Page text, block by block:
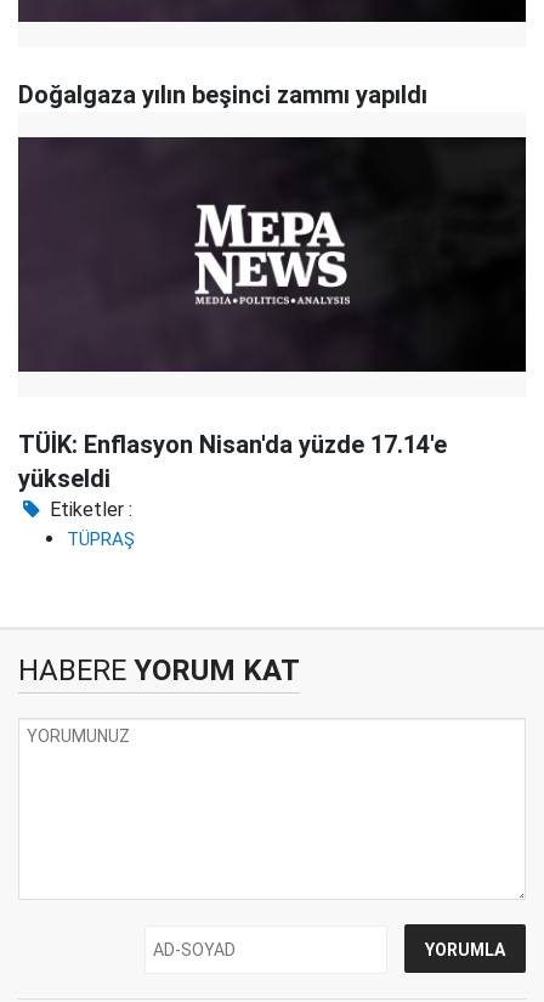
Doğalgaza yılın beşinci zammı yapıldı
TÜİK: Enflasyon Nisan'da yüzde 17.14'e
yükseldi
Etiketler :
TÜPRAŞ
HABERE YORUM KAT